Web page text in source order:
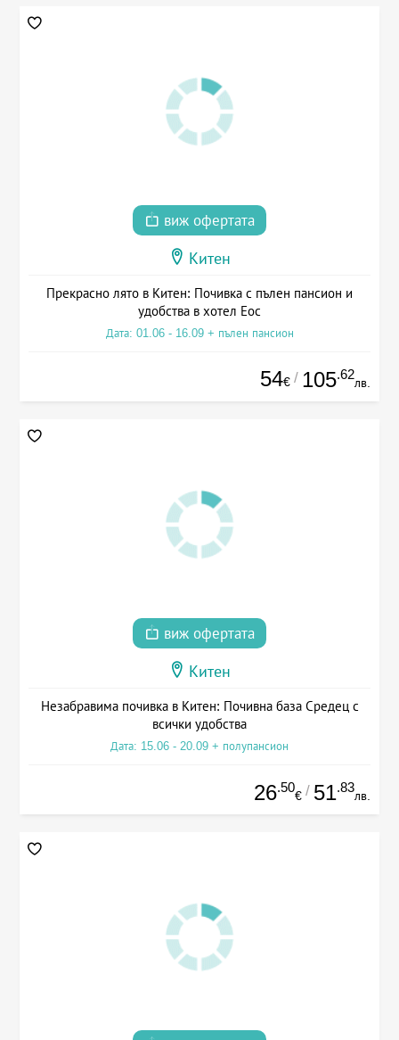
виж офертата
Китен
Прекрасно лято в Китен: Почивка с пълен пансион и
удобства в хотел Еос
Дата: 01.06 - 16.09 + пълен пансион
54€ / 105.62
лв.
виж офертата
Китен
Незабравима почивка в Китен: Почивна база Средец с
всички удобства
Дата: 15.06 - 20.09 + полупансион
26.50
€ / 51.83
лв.